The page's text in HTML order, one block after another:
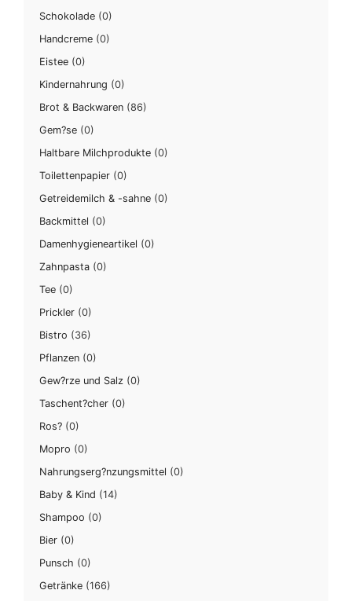
Schokolade (0)
Handcreme (0)
Eistee (0)
Kindernahrung (0)
Brot & Backwaren (86)
Gem?se (0)
Haltbare Milchprodukte (0)
Toilettenpapier (0)
Getreidemilch & -sahne (0)
Backmittel (0)
Damenhygieneartikel (0)
Zahnpasta (0)
Tee (0)
Prickler (0)
Bistro (36)
Pflanzen (0)
Gew?rze und Salz (0)
Taschent?cher (0)
Ros? (0)
Mopro (0)
Nahrungserg?nzungsmittel (0)
Baby & Kind (14)
Shampoo (0)
Bier (0)
Punsch (0)
Getränke (166)